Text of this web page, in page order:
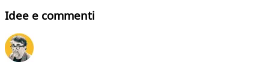
Idee e commenti